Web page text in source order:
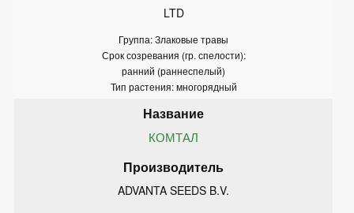
LTD
Группа: Злаковые травы
Срок созревания (гр. спелости):
ранний (раннеспелый)
Тип растения: многорядный
КОМТАЛ
ADVANTA SEEDS B.V.